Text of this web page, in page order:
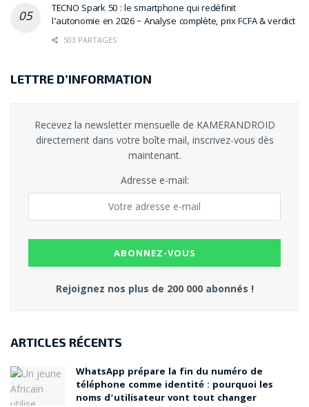
TECNO Spark 50 : le smartphone qui redéfinit
l’autonomie en 2026 – Analyse complète, prix FCFA & verdict
503 PARTAGES
LETTRE D’INFORMATION
Recevez la newsletter mensuelle de KAMERANDROID
directement dans votre boîte mail, inscrivez-vous dès
maintenant.
Adresse e-mail:
Rejoignez nos plus de 200 000 abonnés !
ARTICLES RÉCENTS
WhatsApp prépare la fin du numéro de
téléphone comme identité : pourquoi les
noms d’utilisateur vont tout changer